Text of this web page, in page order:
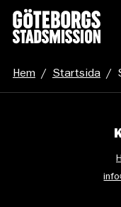
Hem / Startsida /